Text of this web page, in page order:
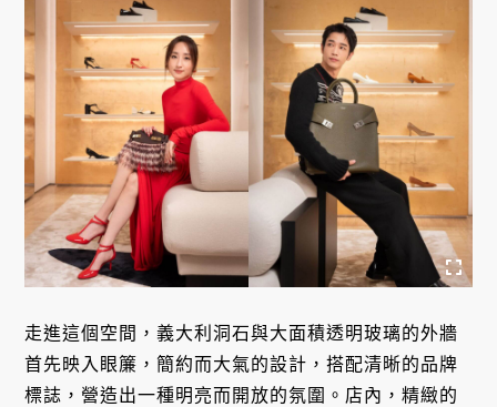
走進這個空間，義大利洞石與大面積透明玻璃的外牆
首先映入眼簾，簡約而大氣的設計，搭配清晰的品牌
標誌，營造出一種明亮而開放的氛圍。店內，精緻的